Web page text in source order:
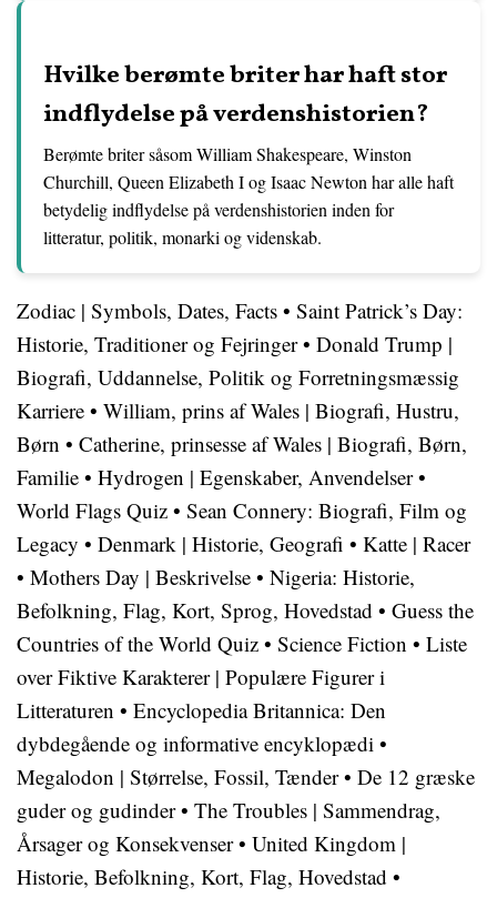
Hvilke berømte briter har haft stor
indflydelse på verdenshistorien?
Berømte briter såsom William Shakespeare, Winston
Churchill, Queen Elizabeth I og Isaac Newton har alle haft
betydelig indflydelse på verdenshistorien inden for
litteratur, politik, monarki og videnskab.
Zodiac | Symbols, Dates, Facts • Saint Patrick’s Day:
Historie, Traditioner og Fejringer• Donald Trump |
Biografi, Uddannelse, Politik og Forretningsmæssig
Karriere • William, prins af Wales | Biografi, Hustru,
Børn • Catherine, prinsesse af Wales | Biografi, Børn,
Familie • Hydrogen | Egenskaber, Anvendelser•
World Flags Quiz • Sean Connery: Biografi, Film og
Legacy • Denmark | Historie, Geografi • Katte | Racer
• Mothers Day | Beskrivelse • Nigeria: Historie,
Befolkning, Flag, Kort, Sprog, Hovedstad • Guess the
Countries of the World Quiz • Science Fiction • Liste
over Fiktive Karakterer | Populære Figurer i
Litteraturen • Encyclopedia Britannica: Den
dybdegående og informative encyklopædi •
Megalodon | Størrelse, Fossil, Tænder• De 12 græske
guder og gudinder• The Troubles | Sammendrag,
Årsager og Konsekvenser• United Kingdom |
Historie, Befolkning, Kort, Flag, Hovedstad •